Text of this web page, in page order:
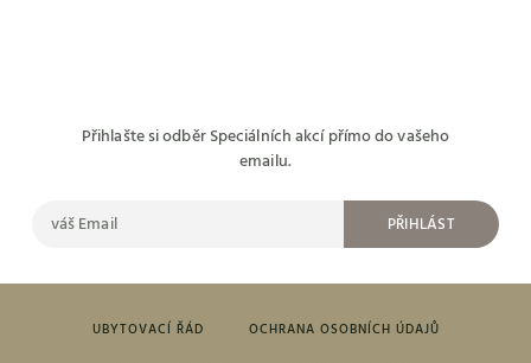
Přihlašte si odběr Speciálních akcí přímo do vašeho
emailu.
PŘIHLÁST
UBYTOVACÍ ŘÁD OCHRANA OSOBNÍCH ÚDAJŮ